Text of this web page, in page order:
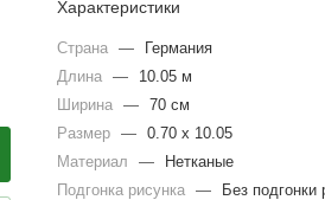
Характеристики
Страна —
Германия
Длина —
10.05 м
Ширина — 70 см
Размер — 0.70 x 10.05
Материал
—
Нетканые
Подгонка рисунка — Без подгонки